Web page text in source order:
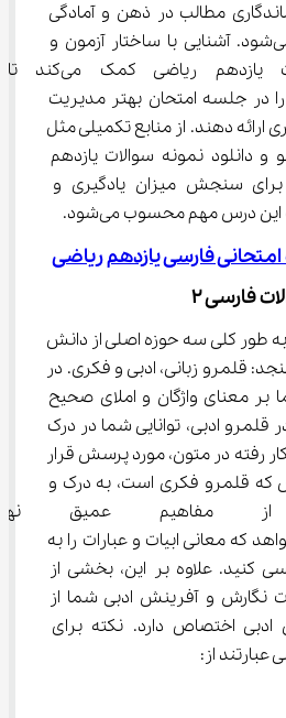
مطالب در ذهن و آمادگی
بیشتر برای امتحانات می‌شود. آشنایی با ساختار آزمون و
دانلود نمونه سوالات یازدهم ریاضی کمک می‌کند تا
را در جلسه امتحان بهتر مدیریت
و پاسخ‌های دقیق‌تری ارائه دهند. از منابع تکمیلی مثل
و دانلود نمونه سوالات یازدهم
سنجش میزان یادگیری و
درس مهم محسوب می‌شود.
امتحانی فارسی یازدهم ریاضی
فارسی ۲
سوالات امتحان فارسی ۲ به طور کلی سه حوزه اصلی از دانش
و ادبی شما را می‌سنجد: قلمرو زبانی، ادبی و فکری. در
بر معنای واژگان و املای صحیح
می‌شود. در قلمرو ادبی، توانایی شما در درک
کار رفته در متون، مورد پرسش قرار
بخش که قلمرو فکری است، به درک و
از مفاهیم عمیق
و از شما می‌خواهد که معانی ابیات و عبارات را به
کنید. علاوه بر این، بخشی از
نگارش و آفرینش ادبی شما از
اختصاص دارد. نکته برای
از: